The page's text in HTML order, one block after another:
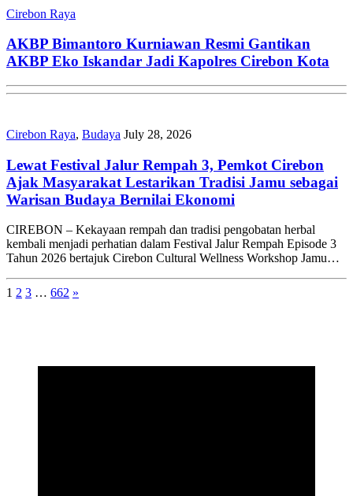
Cirebon Raya
AKBP Bimantoro Kurniawan Resmi Gantikan
AKBP Eko Iskandar Jadi Kapolres Cirebon Kota
Cirebon Raya, Budaya July 28, 2026
Lewat Festival Jalur Rempah 3, Pemkot Cirebon
Ajak Masyarakat Lestarikan Tradisi Jamu sebagai
Warisan Budaya Bernilai Ekonomi
CIREBON – Kekayaan rempah dan tradisi pengobatan herbal
kembali menjadi perhatian dalam Festival Jalur Rempah Episode 3
Tahun 2026 bertajuk Cirebon Cultural Wellness Workshop Jamu…
1 2 3 … 662 »